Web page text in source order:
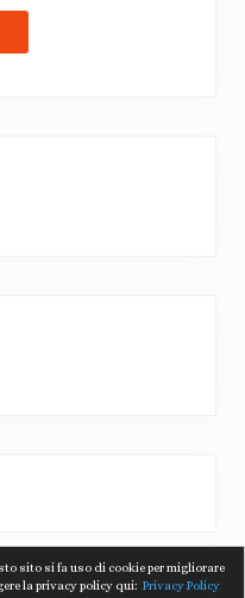
sito si fa uso di cookie per migliorare
la privacy policy qui: Privacy Policy